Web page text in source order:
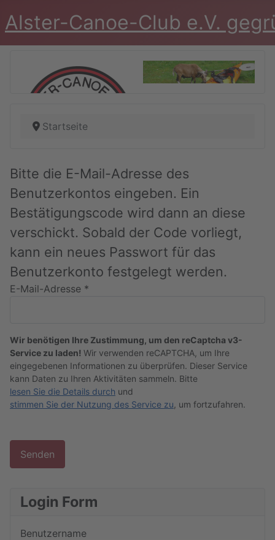
Alster-Canoe-Club e.V.
Startseite
Bitte die E-Mail-Adresse des
Benutzerkontos eingeben. Ein
Bestätigungscode wird dann an diese
verschickt. Sobald der Code vorliegt,
kann ein neues Passwort für das
Benutzerkonto festgelegt werden.
E-Mail-Adresse *
Captcha*
Wir benötigen Ihre Zustimmung, um den reCaptcha v3-
Service zu laden! Wir verwenden reCAPTCHA, um Ihre
eingegebenen Informationen zu überprüfen. Dieser Service
kann Daten zu Ihren Aktivitäten sammeln. Bitte
lesen Sie die Details durch und
stimmen Sie der Nutzung des Service zu , um fortzufahren.
Senden
Login Form
Benutzername